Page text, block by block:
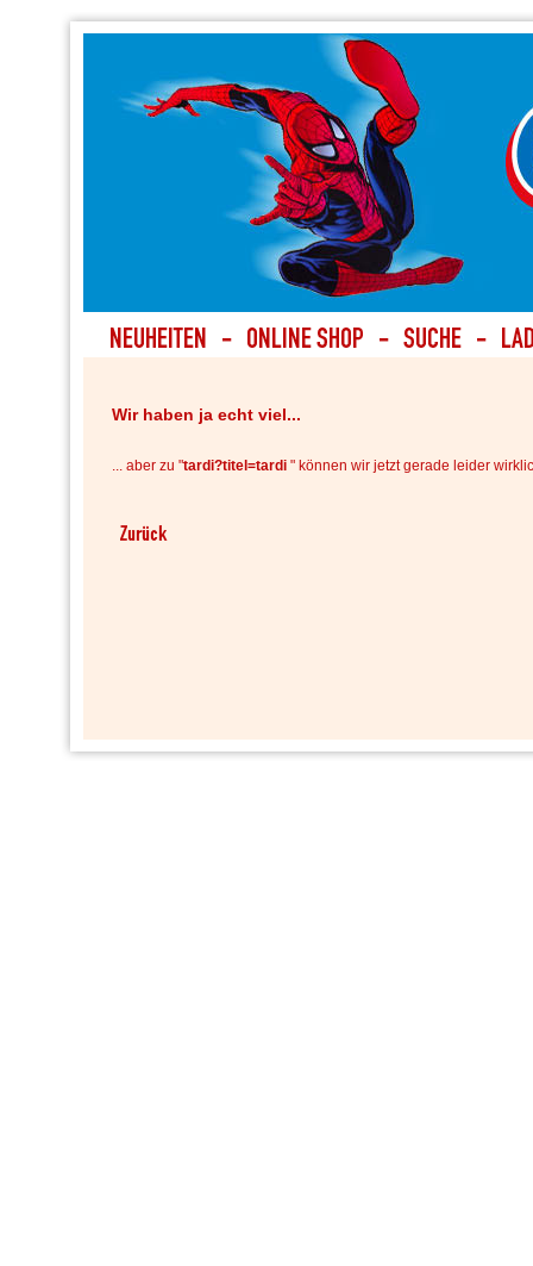
Wir haben ja echt viel...
... aber zu "tardi?titel=tardi " können wir jetzt gerade leider